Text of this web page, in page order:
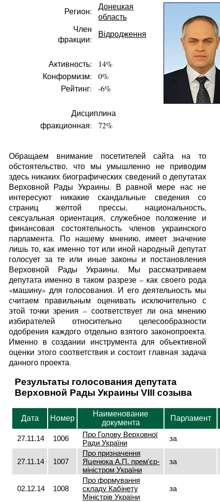
Регион:
Донецкая
область
Член
фракции:
Відродження
Активность:
14%
Конформизм:
0%
Рейтинг:
-6%
Дисциплина
фракционная:
72%
Обращаем внимание посетителей сайта на то
обстоятельство, что мы умышленно не приводим
здесь никаких биографических сведений о депутатах
Верховной Рады Украины. В равной мере нас не
интересуют никакие скандальные сведения со
страниц желтой прессы, национальность,
сексуальная ориентация, служебное положение и
финансовая состоятельность членов украинского
парламента. По нашему мнению, имеет значение
лишь то, как именно тот или иной народный депутат
голосует за те или иные законы и постановления
Верховной Рады Украины. Мы рассматриваем
депутата именно в таком разрезе – как своего рода
«машину» для голосования. И его деятельность мы
считаем правильным оценивать исключительно с
этой точки зрения – соответствует ли она мнению
избирателей относительно целесообразности
одобрения каждого отдельно взятого законопроекта.
Именно в создании инструмента для объективной
оценки этого соответствия и состоит главная задача
данного проекта.
Результаты голосования депутата
Верховной Рады Украины VIII созыва
Дата Номер
Наименование
документа
Парламент
27.11.14 1006
Про Голову Верховної
Ради України
за
27.11.14 1007
Про призначення
Яценюка А.П. прем'єр-
міністром України
за
02.12.14 1008
Про формування
складу Кабінету
Міністрів України
за